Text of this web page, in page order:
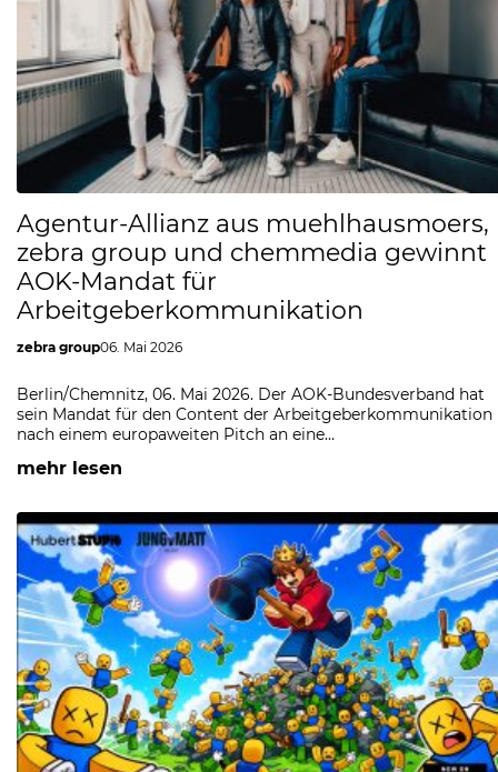
Agentur-Allianz aus muehlhausmoers,
zebra group und chemmedia gewinnt
AOK-Mandat für
Arbeitgeberkommunikation
zebra group06. Mai 2026
Berlin/Chemnitz, 06. Mai 2026. Der AOK-Bundesverband hat
sein Mandat für den Content der Arbeitgeberkommunikation
nach einem europaweiten Pitch an eine…
mehr lesen